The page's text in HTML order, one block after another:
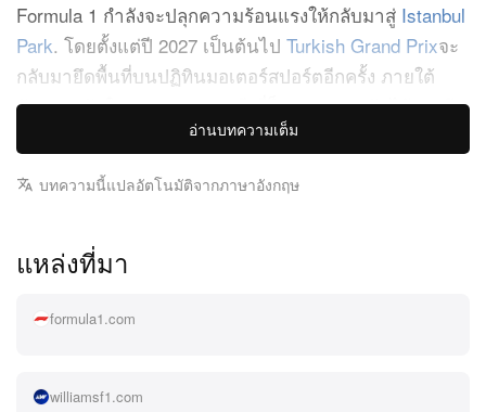
Formula 1 กำลังจะปลุกความร้อนแรงให้กลับมาสู่ Istanbul
Park. โดยตั้งแต่ปี 2027 เป็นต้นไป Turkish Grand Prixจะ
กลับมายึดพื้นที่บนปฏิทินมอเตอร์สปอร์ตอีกครั้ง ภายใต้
สัญญาฉบับใหม่ระยะเวลา 5 ปี ที่ล็อกการแข่งขันไว้ยาวถึง
ฤดูกาล 2031 การเคลื่อนไหวครั้งใหญ่ครั้งนี้ตอกย้ำพันธ
ขวัญใจแฟน ๆ ในช่วงฤดูกาล 2020 และ 2021 ที่ถูกรบกวน
แห่งนี้ได้รับการยกย่องจากเหล่านักขับยุคปัจจุบันว่าเป็น
ฉบับนี้ถูกลงนามอย่างเป็นทางการในตุรกี โดยมีการมีส่วน
อ่านบทความเต็ม
บทความนี้แปลอัตโนมัติจากภาษาอังกฤษ
แหล่งที่มา
formula1.com
williamsf1.com